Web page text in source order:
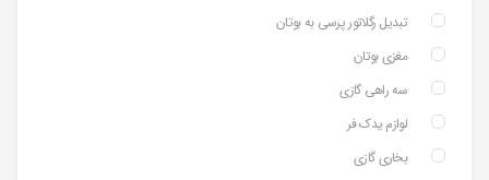
تبدیل رگلاتور پرسی به بوتان
مغزی بوتان
سه راهی گازی
لوازم یدک فر
بخاری گازی